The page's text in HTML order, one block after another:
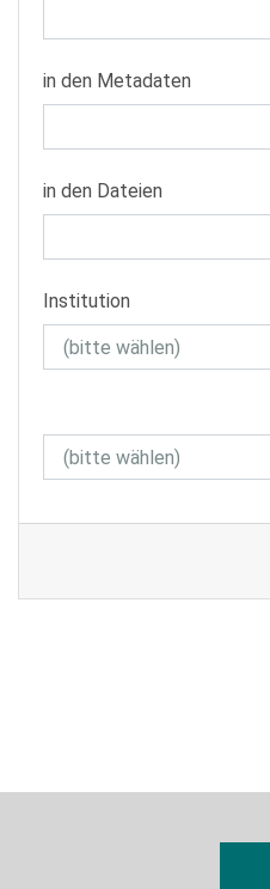
in den Metadaten
in den Dateien
Institution